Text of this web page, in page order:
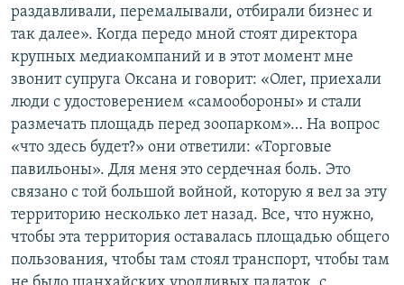
раздавливали, перемалывали, отбирали бизнес и
так далее». Когда передо мной стоят директора
крупных медиакомпаний и в этот момент мне
звонит супруга Оксана и говорит: «Олег, приехали
люди с удостоверением «самообороны» и стали
размечать площадь перед зоопарком»… На вопрос
«что здесь будет?» они ответили: «Торговые
павильоны». Для меня это сердечная боль. Это
связано с той большой войной, которую я вел за эту
территорию несколько лет назад. Все, что нужно,
чтобы эта территория оставалась площадью общего
пользования, чтобы там стоял транспорт, чтобы там